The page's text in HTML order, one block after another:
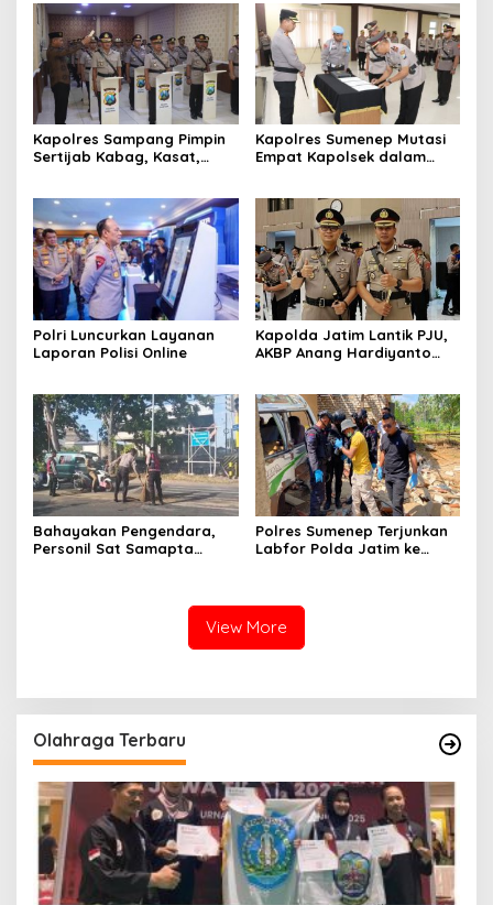
Kapolres Sampang Pimpin
Sertijab Kabag, Kasat,
Kapolres Sumenep Mutasi
Empat Kapolsek dalam
Polri Luncurkan Layanan
Laporan Polisi Online
Kapolda Jatim Lantik PJU,
AKBP Anang Hardiyanto
Bahayakan Pengendara,
Personil Sat Samapta
Polres Sumenep Terjunkan
Labfor Polda Jatim ke
View More
Olahraga Terbaru